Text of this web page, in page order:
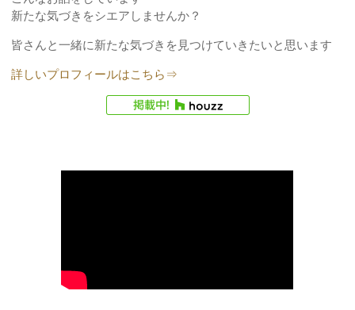
新たな気づきをシエアしませんか？
皆さんと一緒に新たな気づきを見つけていきたいと思います
詳しいプロフィールはこちら⇒